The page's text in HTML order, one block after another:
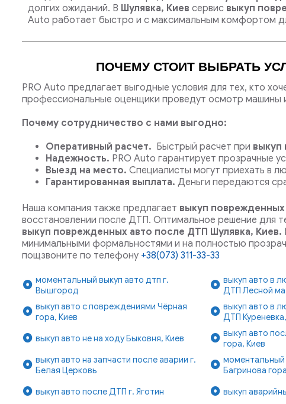
долгих ожиданий. В Шулявка, Киев сервис выкуп
Auto работает быстро и с максимальным комфортом
ПОЧЕМУ СТОИТ ВЫБРАТЬ
PRO Auto предлагает выгодные условия для тех, кто
профессиональные оценщики проведут осмотр машины
Почему сотрудничество с нами выгодно:
Оперативный расчет. Быстрый расчет при выкуп
Надежность. PRO Auto гарантирует прозрачные
Выезд на место. Специалисты могут приехать в
Гарантированная выплата. Деньги передаются
Наша компания также предлагает выкуп
восстановлении после ДТП. Оптимальное решение для
выкуп поврежденных авто после ДТП Шулявка, Киев.
минимальными формальностями и на полностью
пощзвоните по телефону +38(073) 311-33-33
моментальный выкуп авто дтп г.
Вышгород
выкуп авто в
ДТП Лесной
выкуп авто с повреждениями Чёрная
гора, Киев
выкуп авто в
ДТП
выкуп авто не на ходу Быковня, Киев
выкуп авто
гора, Киев
выкуп авто на запчасти после аварии г.
Белая Церковь
моментальный
Багринова
выкуп авто после ДТП г. Яготин
выкуп